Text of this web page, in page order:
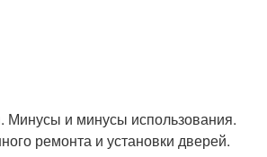
Минусы и минусы использования.
ремонта и установки дверей.